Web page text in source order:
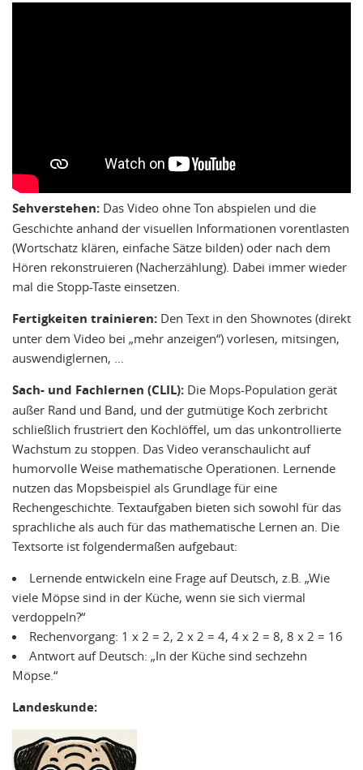
Sehverstehen: Das Video ohne Ton abspielen und die
Geschichte anhand der visuellen Informationen vorentlasten
(Wortschatz klären, einfache Sätze bilden) oder nach dem
Hören rekonstruieren (Nacherzählung). Dabei immer wieder
mal die Stopp-Taste einsetzen.
Fertigkeiten trainieren: Den Text in den Shownotes (direkt
unter dem Video bei „mehr anzeigen“) vorlesen, mitsingen,
auswendiglernen, …
Sach- und Fachlernen (CLIL): Die Mops-Population gerät
außer Rand und Band, und der gutmütige Koch zerbricht
schließlich frustriert den Kochlöffel, um das unkontrollierte
Wachstum zu stoppen. Das Video veranschaulicht auf
humorvolle Weise mathematische Operationen. Lernende
nutzen das Mopsbeispiel als Grundlage für eine
Rechengeschichte. Textaufgaben bieten sich sowohl für das
sprachliche als auch für das mathematische Lernen an. Die
Textsorte ist folgendermaßen aufgebaut:
Lernende entwickeln eine Frage auf Deutsch, z.B. „Wie
viele Möpse sind in der Küche, wenn sie sich viermal
verdoppeln?“
Rechenvorgang: 1 x 2 = 2, 2 x 2 = 4, 4 x 2 = 8, 8 x 2 = 16
Antwort auf Deutsch: „In der Küche sind sechzehn
Möpse.“
Landeskunde: